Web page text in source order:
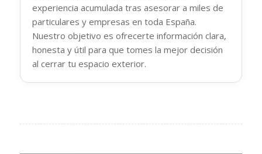
experiencia acumulada tras asesorar a miles de
particulares y empresas en toda España.
Nuestro objetivo es ofrecerte información clara,
honesta y útil para que tomes la mejor decisión
al cerrar tu espacio exterior.